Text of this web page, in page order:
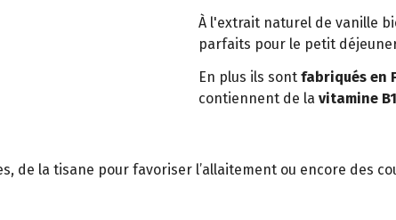
À l'extrait naturel de vanille
parfaits pour le petit
En plus ils sont fabriqués en
contiennent de la vitamine
de la tisane pour favoriser l’allaitement ou encore des